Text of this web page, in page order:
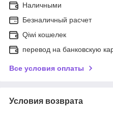
Наличными
Безналичный расчет
Qiwi кошелек
перевод на банковскую
Все условия оплаты
Условия возврата